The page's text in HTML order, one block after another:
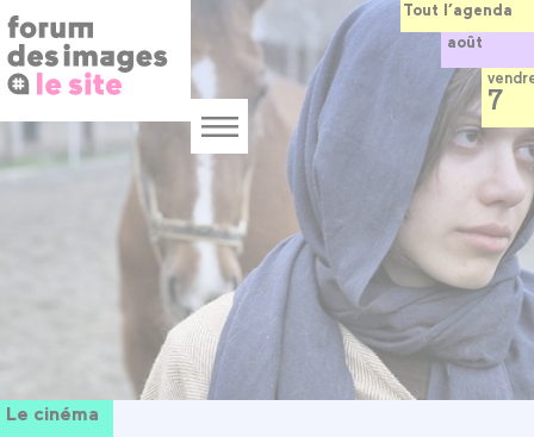
Panneau de gestion des cookies
au
contenu
principal
Menu
Le cinéma
Tout l’agenda
août
7